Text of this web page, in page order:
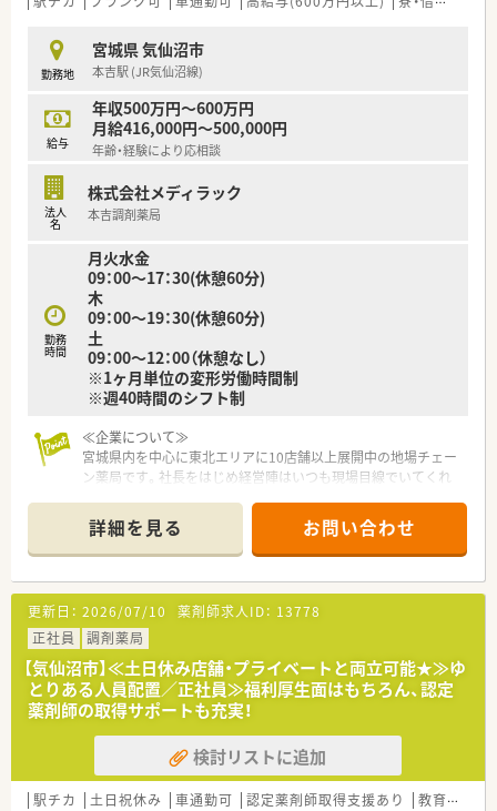
勤務地
宮城県 気仙沼市
本吉駅 (JR気仙沼線)
給与
年収500万円～600万円
月給416,000円～500,000円
年齢・経験により応相談
法人
名
株式会社メディラック
本吉調剤薬局
勤務
時間
月火水金
09：00～17：30(休憩60分)
木
09：00～19：30(休憩60分)
土
09：00～12：00（休憩なし）
※1ヶ月単位の変形労働時間制
※週40時間のシフト制
≪企業について≫
宮城県内を中心に東北エリアに10店舗以上展開中の地場チェー
ン薬局です。社長をはじめ経営陣はいつも現場目線でいてくれ
業にも参入しており、会社としての安定感もございます。
≪教育制度充実！≫
社員教育についても力を入れており、新しい技術や共有すべき情
報について本社研修、セミナー、勉強会などキチンとした教育環
境の中で様々な取り組みを行っています。
若い優秀な人材を育成することは、会社の要であると考え、若い
薬剤師さん、事務さんが仕事をしながらステップアップ出来るよ
うな環境も整えています。
≪薬局について≫
病院門前で複数科目応需してます。
1日60枚ほどの処方箋を応需しており、後ろはあまり伸びないの
で残業がほとんど発生しません。
木曜日は19時まで営業しており、メリハリをつけて働けます。
詳細を見る お問い合わせ
更新日： 2026/07/10 薬剤師求人ID： 13778
正社員
調剤薬局
【気仙沼市】≪土日休み店舗・プライベートと両立可能★≫ゆ
とりある人員配置／正社員≫福利厚生面はもちろん、認定
薬剤師の取得サポートも充実！
検討リストに追加
駅チカ 土日祝休み 車通勤可 認定薬剤師取得支援あり 教育制度あり